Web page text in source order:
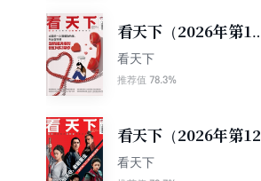
看天下（2026年第13
期）
看天下
推荐值 78.3%
看天下（2026年第12
期）
看天下